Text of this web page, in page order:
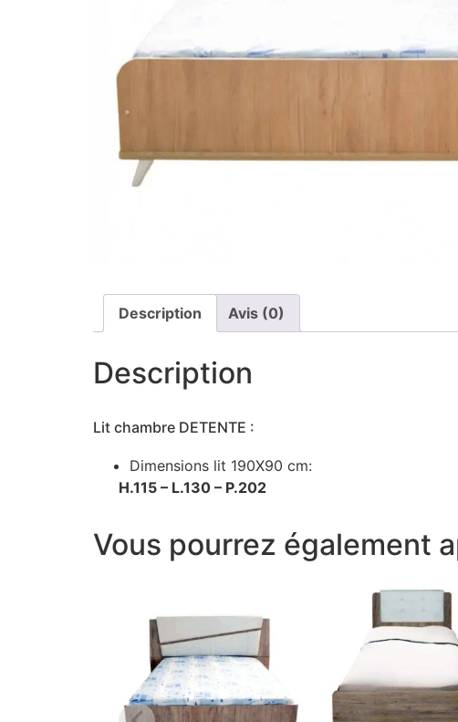
Description Avis (0)
Description
Lit chambre DETENTE :
Dimensions lit 190X90 cm:
H.115 – L.130 – P.202
Vous pourrez également